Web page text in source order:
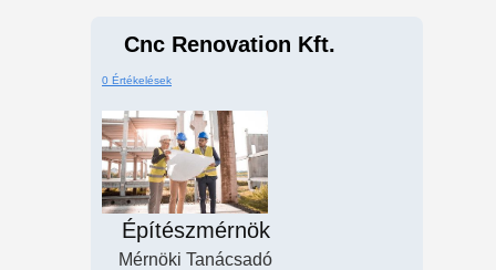
Cnc Renovation Kft.
0 Értékelések
Építészmérnök
Mérnöki Tanácsadó